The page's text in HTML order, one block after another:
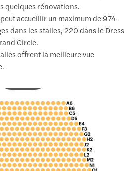
quelques rénovations.
accueillir un maximum de 974
dans les stalles, 220 dans le Dress
Circle.
offrent la meilleure vue